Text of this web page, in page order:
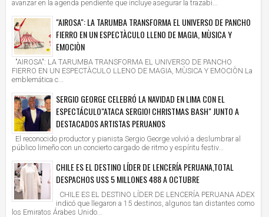
avanzar en la agenda pendiente que incluye asegurar la trazabi...
"AIROSA": LA TARUMBA TRANSFORMA EL UNIVERSO DE PANCHO
FIERRO EN UN ESPECTÀCULO LLENO DE MAGIA, MÙSICA Y
EMOCIÒN
"AIROSA": LA TARUMBA TRANSFORMA EL UNIVERSO DE PANCHO
FIERRO EN UN ESPECTÀCULO LLENO DE MAGIA, MÙSICA Y EMOCIÒN La
emblemática c...
SERGIO GEORGE CELEBRÓ LA NAVIDAD EN LIMA CON EL
ESPECTÁCULO"ATACA SERGIO! CHRISTMAS BASH" JUNTO A
DESTACADOS ARTISTAS PERUANOS
El reconocido productor y pianista Sergio George volvió a deslumbrar al
público limeño con un concierto cargado de ritmo y espíritu festiv...
CHILE ES EL DESTINO LÍDER DE LENCERÍA PERUANA,TOTAL
DESPACHOS US$ 5 MILLONES 488 A OCTUBRE
CHILE ES EL DESTINO LÍDER DE LENCERÍA PERUANA ADEX
indicó que llegaron a 15 destinos, algunos tan distantes como
los Emiratos Árabes Unido...